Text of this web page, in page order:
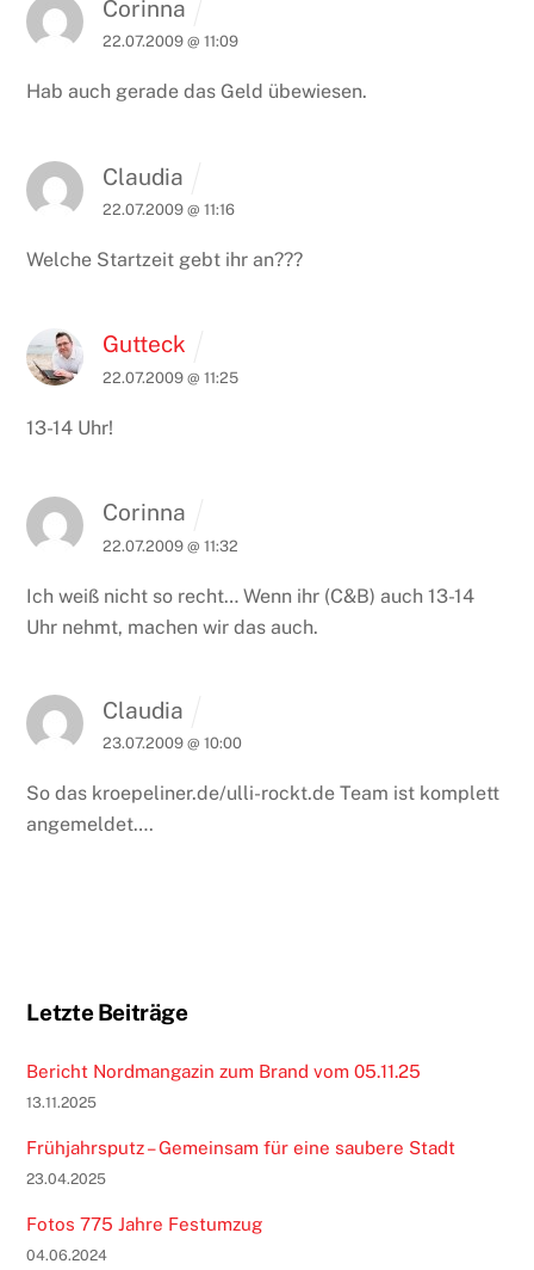
Corinna
22.07.2009 @ 11:09
Hab auch gerade das Geld übewiesen.
Claudia
22.07.2009 @ 11:16
Welche Startzeit gebt ihr an???
Gutteck
22.07.2009 @ 11:25
13-14 Uhr!
Corinna
22.07.2009 @ 11:32
Ich weiß nicht so recht… Wenn ihr (C&B) auch 13-14
Uhr nehmt, machen wir das auch.
Claudia
23.07.2009 @ 10:00
So das kroepeliner.de/ulli-rockt.de Team ist komplett
angemeldet….
Letzte Beiträge
Bericht Nordmangazin zum Brand vom 05.11.25
13.11.2025
Frühjahrsputz – Gemeinsam für eine saubere Stadt
23.04.2025
Fotos 775 Jahre Festumzug
04.06.2024